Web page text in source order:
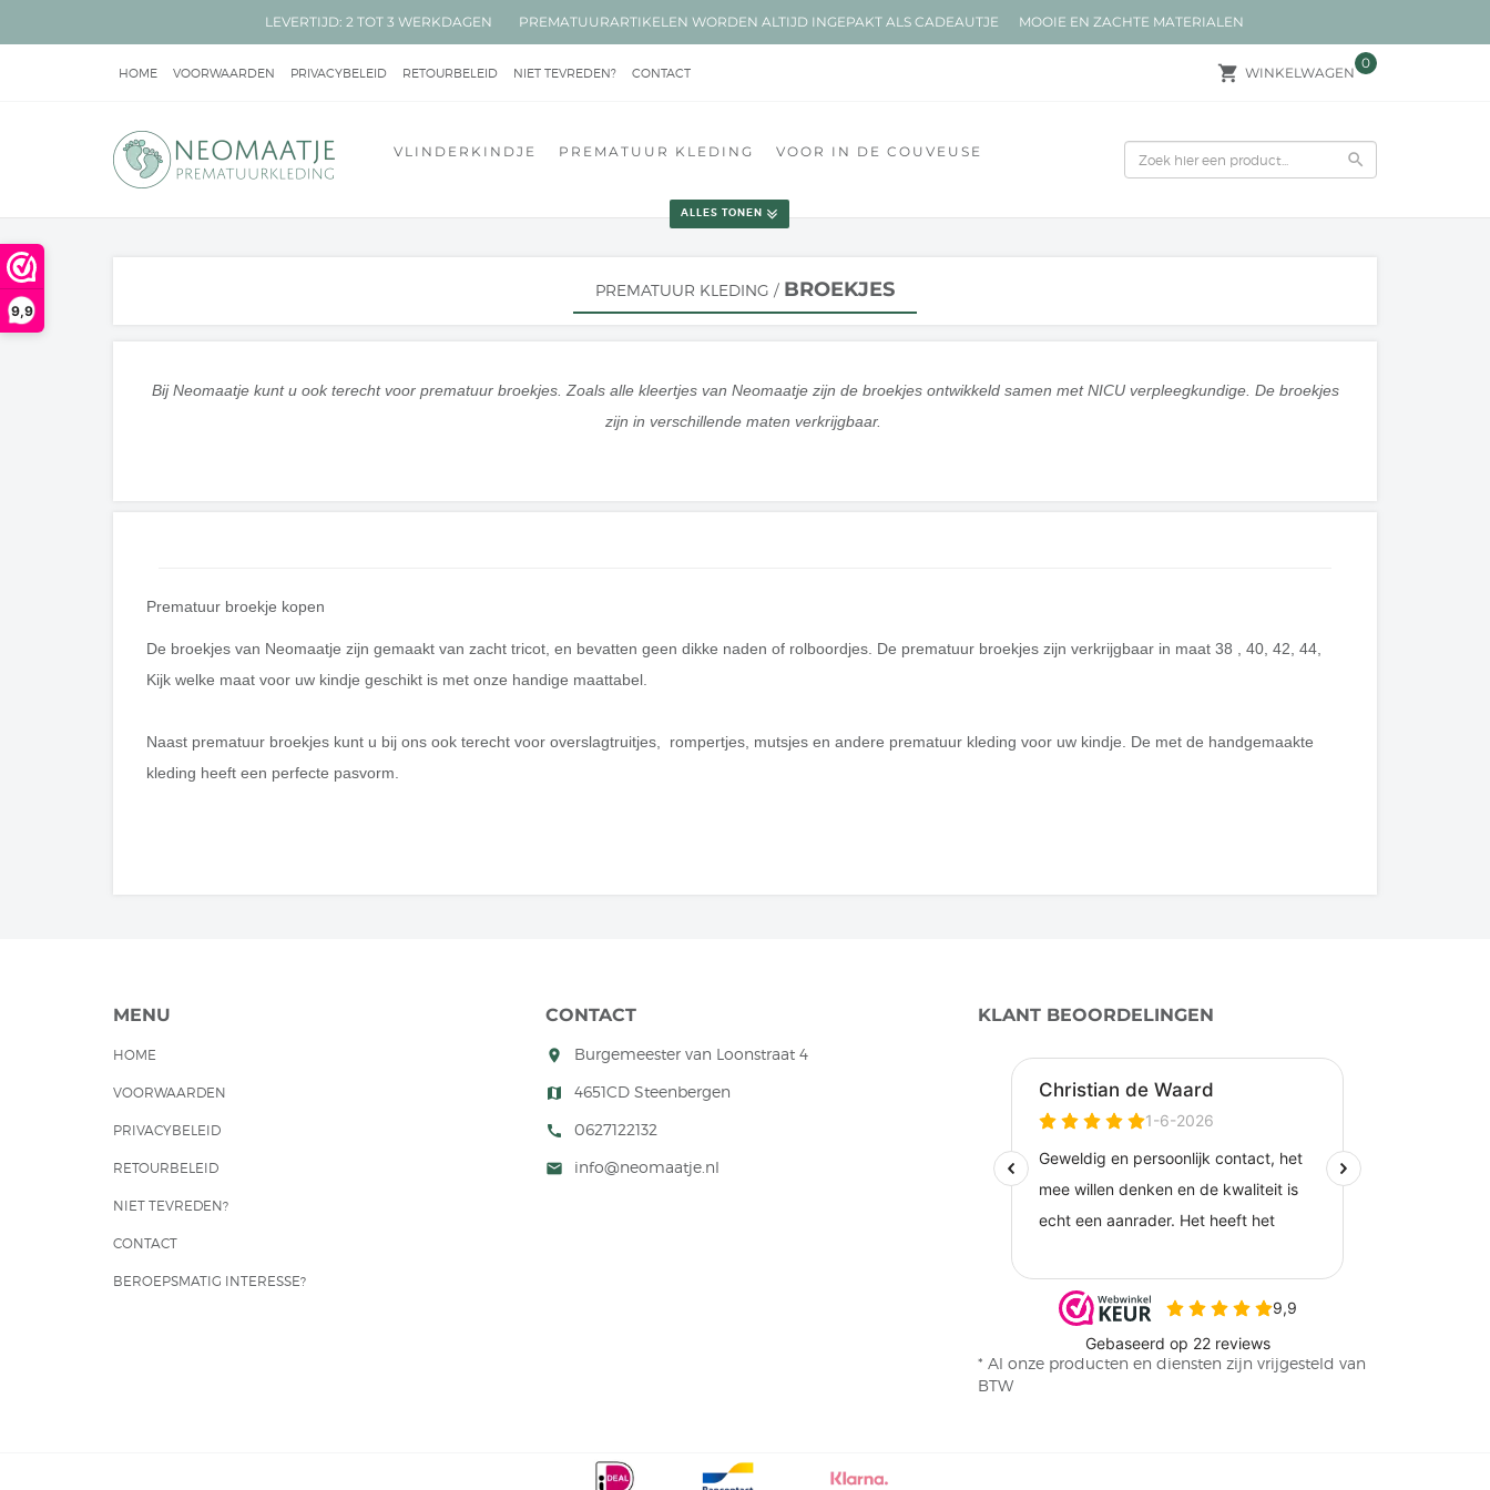
9,9
LEVERTIJD: 2 TOT 3 WERKDAGEN PREMATUURARTIKELEN WORDEN ALTIJD INGEPAKT ALS CADEAUTJE MOOIE EN ZACHTE MATERIALEN
HOME VOORWAARDEN PRIVACYBELEID RETOURBELEID NIET TEVREDEN? CONTACT local_grocery_store WINKELWAGEN
0
VLINDERKINDJE PREMATUUR KLEDING VOOR IN DE COUVEUSE
ALLES TONEN
search
PREMATUUR KLEDING / BROEKJES
Bij Neomaatje kunt u ook terecht voor prematuur broekjes. Zoals alle kleertjes van Neomaatje zijn de broekjes ontwikkeld samen met NICU verpleegkundige. De broekjes
zijn in verschillende maten verkrijgbaar.
Prematuur broekje kopen
De broekjes van Neomaatje zijn gemaakt van zacht tricot, en bevatten geen dikke naden of rolboordjes. De prematuur broekjes zijn verkrijgbaar in maat 38 , 40, 42, 44,
Kijk welke maat voor uw kindje geschikt is met onze handige maattabel
Naast prematuur broekjes kunt u bij ons ook terecht voor overslagtruitjes rompertjes mutsjes en andere prematuur kleding voor uw kindje. De met de handgemaakte
kleding heeft een perfecte pasvorm.
MENU
HOME
VOORWAARDEN
PRIVACYBELEID
RETOURBELEID
NIET TEVREDEN?
CONTACT
BEROEPSMATIG INTERESSE?
CONTACT
room Burgemeester van Loonstraat 4
map 4651CD Steenbergen
call 0627122132
mail info@neomaatje.nl
KLANT BEOORDELINGEN
* Al onze producten en diensten zijn vrijgesteld van
BTW